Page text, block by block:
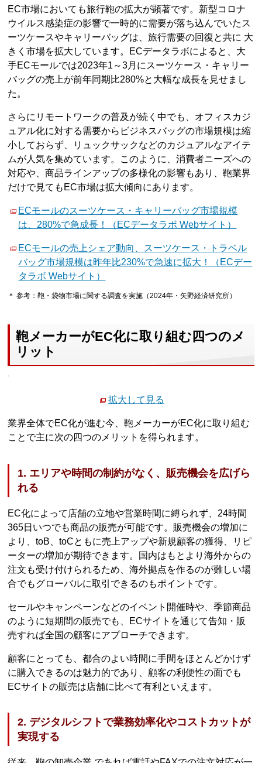
EC市場においても旅行鞄の拡大が顕著です。新型コロナ
ウイルス感染症の影響で一時的に需要が落ち込んでいたス
ーツケースやキャリーバッグは、旅行需要の回復と共に 大
きく市場を拡大しています。ECデータラボによると、大
手ECモールでは2023年1～3月にスーツケース・キャリー
バッグの売上が前年同期比280%と大幅な成長を見せまし
た。
さらにリモートワークの普及が続く中でも、オフィスカジ
ュアル化に対する需要からビジネスバッグの市場規模は縮
小しておらず、リュックサックなどのカジュアルなアイテ
ムが人気を集めています。このように、消費者ニーズへの
対応や、商品ラインアップの多様化の影響もあり、鞄業界
だけで見てもEC市場は拡大傾向にあります。
ECモールのスーツケース・キャリーバッグ市場規模
は、280%で急成長！（ECデータラボ Webサイト）
ECモールの売上シェア動向、スーツケース・トラベル
バッグ市場規模は昨年比230%で急速に拡大！（ECデー
タラボ Webサイト）
＊ 参考：鞄・袋物市場に関する調査を実施（2024年・矢野経済研究所）
鞄メーカーがEC化に取り組む四つのメ
リット
拡大して見る
業界全体でEC化が進む今、鞄メーカーがEC化に取り組む
ことで主に次の四つのメリットを得られます。
1. エリアや時間の制約がなく、販売機会を広げら
れる
EC化によって店舗の立地や営業時間に縛られず、24時間
365日いつでも商品の販売が可能です。販売機会の増加に
より、toB、toCともに売上アップや新規顧客の獲得、リピ
ーターの増加が期待できます。国内はもとより海外からの
注文も受け付けられるため、海外拠点を作るのが難しい場
合でもグローバルに取引できるのもポイントです。
セールやキャンペーンなどのイベント開催時や、季節商品
のように短期間の販売でも、ECサイトを通じて告知・販
売すれば全国の顧客にアプローチできます。
顧客にとっても、都合のよい時間に手間をほとんどかけず
に購入できるのは魅力的であり、顧客の利便性の面でも
ECサイトの販売は店舗に比べて有利といえます。
2. デジタルシフトで業務効率化やコストカットが
実現する